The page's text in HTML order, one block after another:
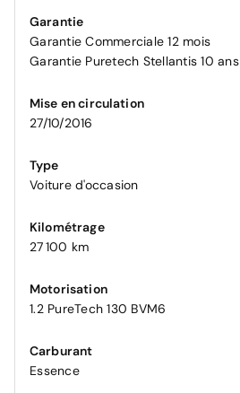
Garantie
Garantie Commerciale 12 mois
Garantie Puretech Stellantis 10 ans
Mise en circulation
27/10/2016
Type
Voiture d'occasion
Kilométrage
27 100 km
Motorisation
1.2 PureTech 130 BVM6
Carburant
Essence